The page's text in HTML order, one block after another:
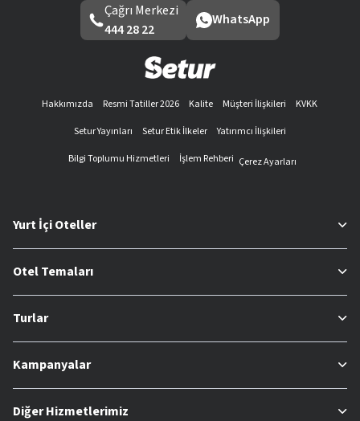
Çağrı Merkezi
444 28 22
WhatsApp
Hakkımızda Resmi Tatiller 2026 Kalite Müşteri İlişkileri
KVKK
Setur Yayınları
Setur Etik İlkeler
Yatırımcı İlişkileri
Bilgi Toplumu Hizmetleri
İşlem Rehberi Çerez Ayarları
Yurt İçi Oteller
Otel Temaları
Turlar
Kampanyalar
Diğer Hizmetlerimiz